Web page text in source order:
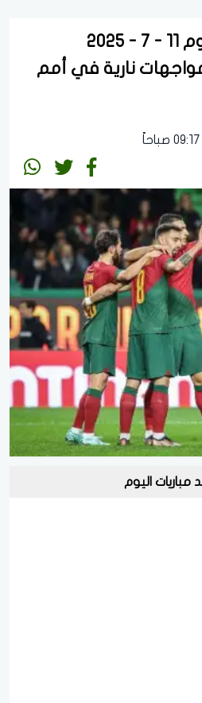
مواعيد مباريات اليوم 11 - 7 - 2025
مواجهات نارية في أمم
مباريات اليوم